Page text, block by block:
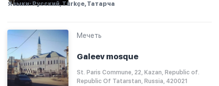
Языки: Русский, Türkçe, Татарча
Мечеть
Galeev mosque
St. Paris Commune, 22, Kazan, Republic of.
Republic Of Tatarstan, Russia, 420021